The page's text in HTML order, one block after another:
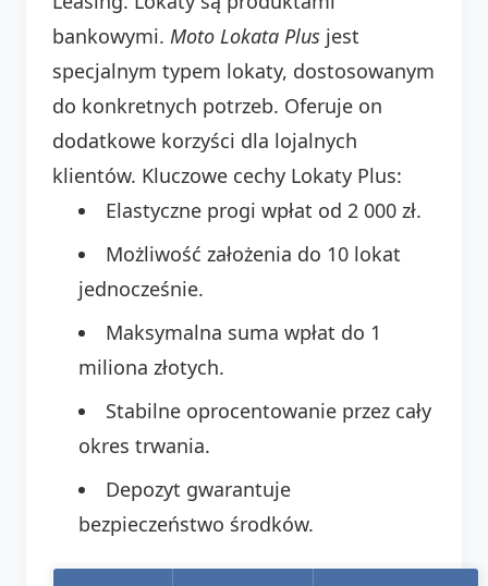
bankowymi. Moto Lokata Plus jest
specjalnym typem lokaty, dostosowanym
do konkretnych potrzeb. Oferuje on
dodatkowe korzyści dla lojalnych
klientów. Kluczowe cechy Lokaty Plus:
Elastyczne progi wpłat od 2 000 zł.
Możliwość założenia do 10 lokat
jednocześnie.
Maksymalna suma wpłat do 1
miliona złotych.
Stabilne oprocentowanie przez cały
okres trwania.
Depozyt gwarantuje
bezpieczeństwo środków.